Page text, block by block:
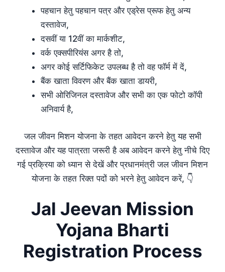
पहचान हेतु पहचान पत्र और एड्रेस प्रूफ हेतु अन्य
दस्तावेज,
दसवीं या 12वीं का मार्कशीट,
वर्क एक्सपीरियंस अगर है तो,
अगर कोई सर्टिफिकेट उपलब्ध है तो वह फॉर्म में दें,
बैंक खाता विवरण और बैंक खाता डायरी,
सभी ओरिजिनल दस्तावेज और सभी का एक फोटो कॉपी
अनिवार्य है,
जल जीवन मिशन योजना के तहत आवेदन करने हेतु यह सभी
दस्तावेज और यह पात्रता जरूरी है अब आवेदन करने हेतु नीचे दिए
गई प्रक्रिया को ध्यान से देखें और प्रधानमंत्री जल जीवन मिशन
योजना के तहत रिक्त पदों को भरने हेतु आवेदन करें, 👇
Jal Jeevan Mission
Yojana Bharti
Registration Process